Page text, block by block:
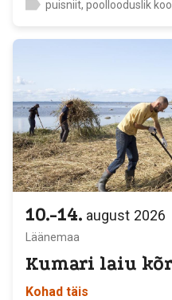
puisniit, poollooduslik
2026
10.-14. august
Läänemaa
Kumari laiu
Kohad täis